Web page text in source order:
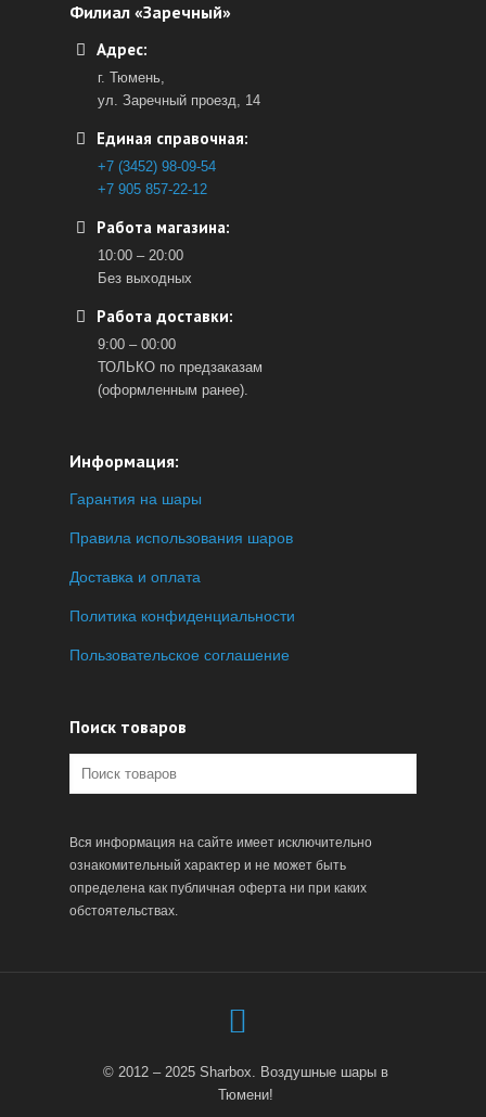
Филиал «Заречный»
Адрес:
г. Тюмень,
ул. Заречный проезд, 14
Единая справочная:
+7 (3452) 98-09-54
+7 905 857-22-12
Работа магазина:
10:00 – 20:00
Без выходных
Работа доставки:
9:00 – 00:00
ТОЛЬКО по предзаказам
(оформленным ранее).
Информация:
Гарантия на шары
Правила использования шаров
Доставка и оплата
Политика конфиденциальности
Пользовательское соглашение
Поиск товаров
Вся информация на сайте имеет исключительно
ознакомительный характер и не может быть
определена как публичная оферта ни при каких
обстоятельствах.
© 2012 – 2025 Sharbox. Воздушные шары в
Тюмени!